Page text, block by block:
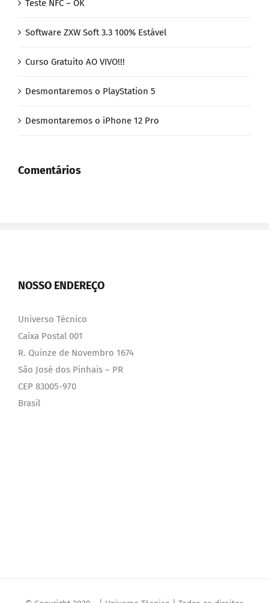
Teste NFC – OK
Software ZXW Soft 3.3 100% Estável
Curso Gratuito AO VIVO!!!
Desmontaremos o PlayStation 5
Desmontaremos o iPhone 12 Pro
Comentários
NOSSO ENDEREÇO
Universo Técnico
Caixa Postal 001
R. Quinze de Novembro 1674
São José dos Pinhais – PR
CEP 83005-970
Brasil